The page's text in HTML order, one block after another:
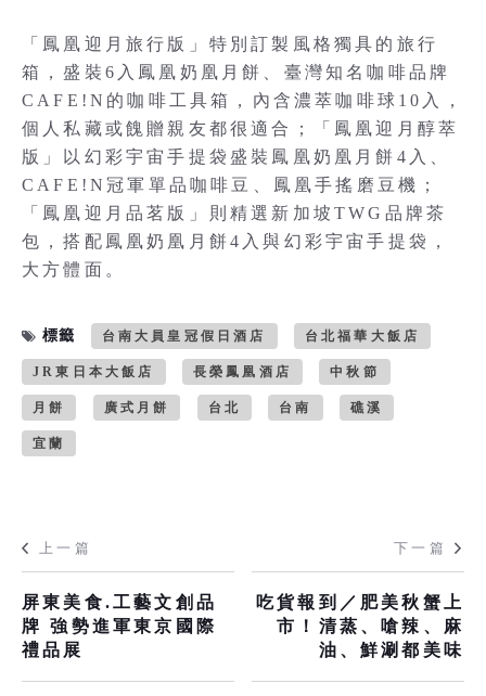
「鳳凰迎月旅行版」特別訂製風格獨具的旅行
箱，盛裝6入鳳凰奶凰月餅、臺灣知名咖啡品牌
CAFE!N的咖啡工具箱，內含濃萃咖啡球10入，
個人私藏或餽贈親友都很適合；「鳳凰迎月醇萃
版」以幻彩宇宙手提袋盛裝鳳凰奶凰月餅4入、
CAFE!N冠軍單品咖啡豆、鳳凰手搖磨豆機；
「鳳凰迎月品茗版」則精選新加坡TWG品牌茶
包，搭配鳳凰奶凰月餅4入與幻彩宇宙手提袋，
大方體面。
標籤 台南大員皇冠假日酒店 台北福華大飯店
JR東日本大飯店 長榮鳳凰酒店 中秋節
月餅 廣式月餅 台北 台南 礁溪
宜蘭
上一篇
屏東美食.工藝文創品
牌 強勢進軍東京國際
禮品展
下一篇
吃貨報到／肥美秋蟹上
市！清蒸、嗆辣、麻
油、鮮涮都美味